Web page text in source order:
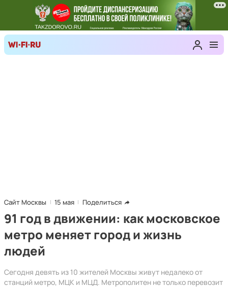
Сайт Москвы 15 мая Поделиться
91 год в движении: как московское
метро меняет город и жизнь
людей
Сегодня девять из 10 жителей Москвы живут недалеко от
станций метро, МЦК и МЦД. Метрополитен не только перевозит